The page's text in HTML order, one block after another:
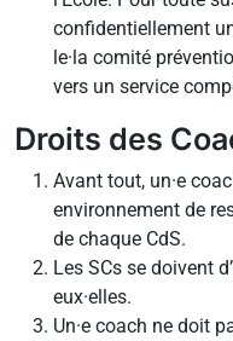
confidentiellement
le·la comité
vers un service
Droits des
Avant tout, un·e
environnement de
de chaque CdS.
Les SCs se doivent
eux·elles.
Un·e coach ne doit